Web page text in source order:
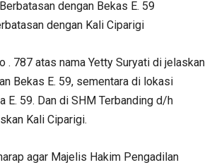
dengan Bekas E. 59
dengan Kali Ciparigi
. 787 atas nama Yetty Suryati di jelaskan
Bekas E. 59, sementara di lokasi
E. 59. Dan di SHM Terbanding d/h
Kali Ciparigi.
agar Majelis Hakim Pengadilan